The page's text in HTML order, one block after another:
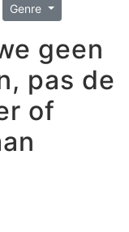
Genre
geen
pas de
of